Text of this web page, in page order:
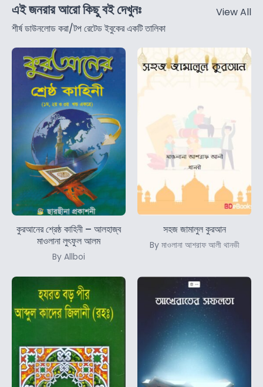
এই জনরার আরো কিছু বই দেখুনঃ
শীর্ষ ডাউনলোড করা/টপ রেটেড ইবুকের একটি তালিকা
View All
কুরআনের শ্রেষ্ঠ কাহিনী – আলহাজ্ব
মাওলানা লুৎফুল আলম
By Allboi
সহজ জামালুল কুরআন
By মাওলানা আশরাফ আলী থানভী